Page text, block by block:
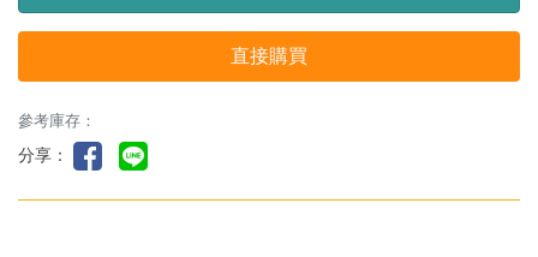
直接購買
參考庫存：
分享：